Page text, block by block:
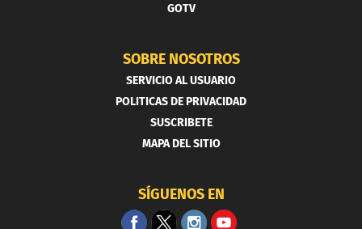
GOTV
SOBRE NOSOTROS
SERVICIO AL USUARIO
POLITICAS DE PRIVACIDAD
SUSCRIBETE
MAPA DEL SITIO
SÍGUENOS EN